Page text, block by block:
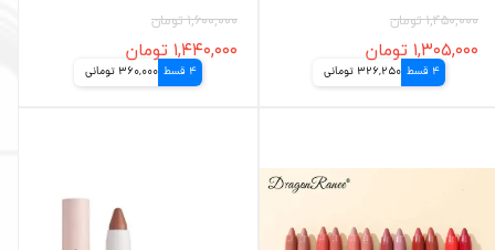
۱,۴۵۰,۰۰۰ تومان
۱,۳۰۵,۰۰۰ تومان
4 قسط 326,250 تومانی
۱,۶۰۰,۰۰۰ تومان
۱,۴۴۰,۰۰۰ تومان
4 قسط 360,000 تومانی